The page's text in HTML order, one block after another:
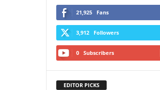
21,925 Fans
3,912 Followers
0 Subscribers
EDITOR PICKS